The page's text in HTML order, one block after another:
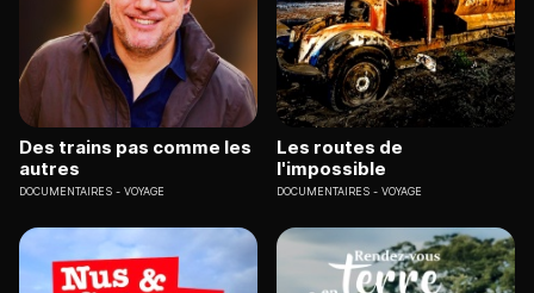
Des trains pas comme les
autres
DOCUMENTAIRES VOYAGE
Les routes de
l'impossible
DOCUMENTAIRES VOYAGE